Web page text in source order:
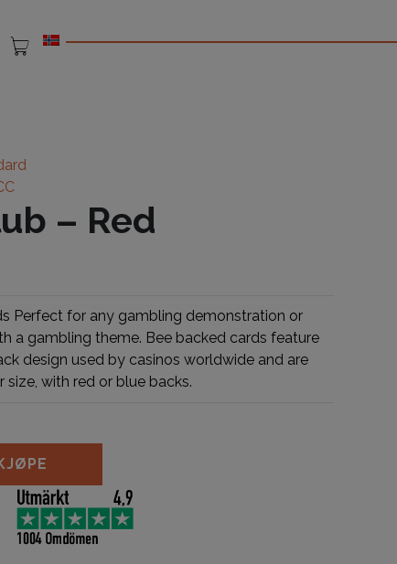
– Red
Perfect for any gambling demonstration or
a gambling theme. Bee backed cards feature
design used by casinos worldwide and are
size, with red or blue backs.